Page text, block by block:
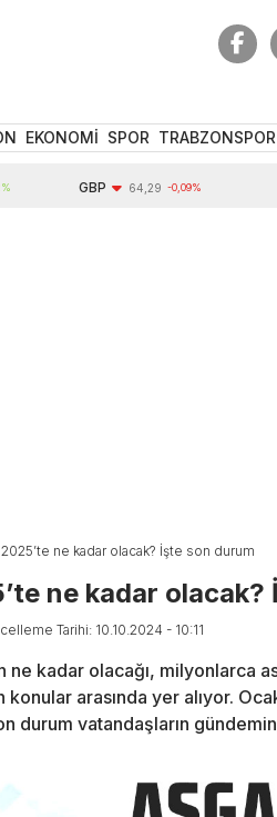
EKONOMİ SPOR TRABZONSPOR
64,29 -0,09%
ne kadar olacak? İşte son durum
ne kadar olacak?
Tarihi: 10.10.2024 - 10:11
ne kadar olacağı, milyonlarca
arasında yer alıyor.
durum vatandaşların